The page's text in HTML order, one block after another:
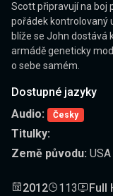
Scott připravují na boj
pořádek kontrolovaný
blíže se John dostává
armádě geneticky
o sebe samém.
Dostupné jazyky
Audio:
Česky
Titulky:
Země původu: USA
2012 113 Full